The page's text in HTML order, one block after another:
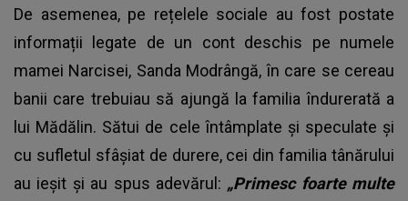
De asemenea, pe rețelele sociale au fost postate
informații legate de un cont deschis pe numele
mamei Narcisei, Sanda Modrângă, în care se cereau
banii care trebuiau să ajungă la familia îndurerată a
lui Mădălin. Sătui de cele întâmplate și speculate și
cu sufletul sfâșiat de durere, cei din familia tânărului
au ieșit și au spus adevărul: „Primesc foarte multe